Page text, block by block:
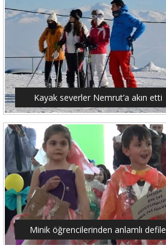
Kayak severler Nemrut’a akın etti
Minik öğrencilerinden anlamlı defile